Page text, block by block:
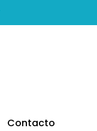
Contacto